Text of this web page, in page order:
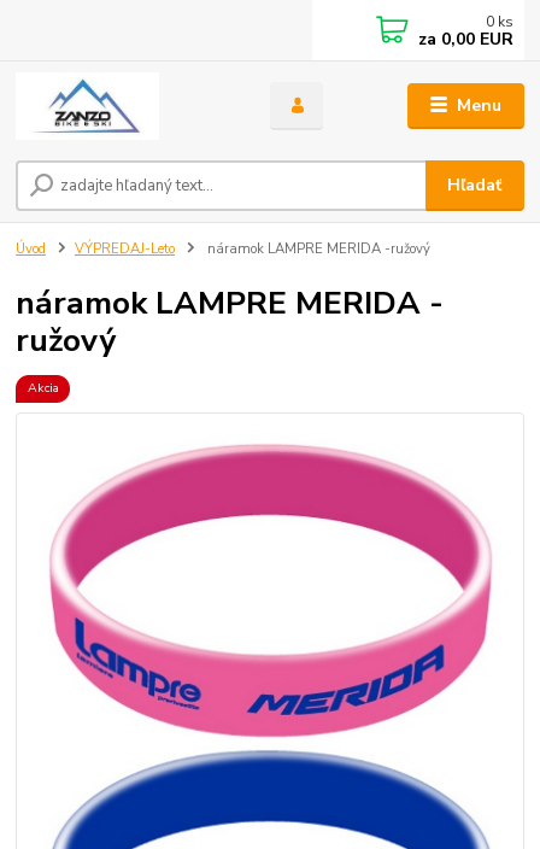
Menu
Hľadať
0 ks
za 0,00 EUR
Úvod VÝPREDAJ-Leto náramok LAMPRE MERIDA -ružový
náramok LAMPRE MERIDA -
ružový
Akcia